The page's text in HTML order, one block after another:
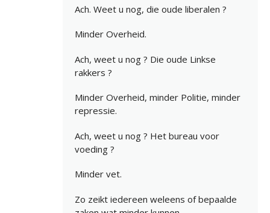
Ach. Weet u nog, die oude liberalen ?
Minder Overheid.
Ach, weet u nog ? Die oude Linkse
rakkers ?
Minder Overheid, minder Politie, minder
repressie.
Ach, weet u nog ? Het bureau voor
voeding ?
Minder vet.
Zo zeikt iedereen weleens of bepaalde